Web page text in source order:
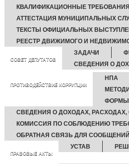
КВАЛИФИКАЦИОННЫЕ ТРЕБОВАНИЯ
АТТЕСТАЦИЯ МУНИЦИПАЛЬНЫХ
ТЕКСТЫ ОФИЦИАЛЬНЫХ
РЕЕСТР ДВИЖИМОГО И
СОВЕТ ДЕПУТАТОВ
ЗАДАЧИ
СВЕДЕНИЯ О
ПРОТИВОДЕЙСТВИЕ КОРРУПЦИИ
НПА
ФОРМЫ
СВЕДЕНИЯ О ДОХОДАХ,
КОМИССИЯ ПО СОБЛЮДЕНИЮ
ОБРАТНАЯ СВЯЗЬ ДЛЯ
ПРАВОВЫЕ АКТЫ
УСТАВ